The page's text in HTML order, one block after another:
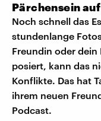
Pärchensein
Noch schnell das
stundenlange
Freundin oder
posiert, kann das
Konflikte. Das hat
ihrem neuen
Podcast.